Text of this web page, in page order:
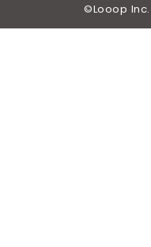
©Looop Inc.